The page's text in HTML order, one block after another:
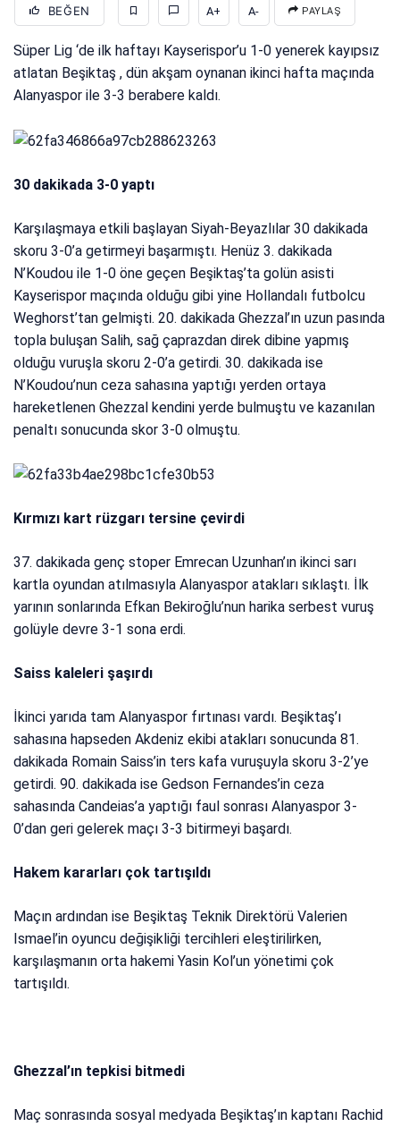
BEĞEN A+ A- PAYLAŞ
Süper Lig ‘de ilk haftayı Kayserispor’u 1-0 yenerek kayıpsız
atlatan Beşiktaş , dün akşam oynanan ikinci hafta maçında
Alanyaspor ile 3-3 berabere kaldı.
30 dakikada 3-0 yaptı
Karşılaşmaya etkili başlayan Siyah-Beyazlılar 30 dakikada
skoru 3-0’a getirmeyi başarmıştı. Henüz 3. dakikada
N’Koudou ile 1-0 öne geçen Beşiktaş’ta golün asisti
Kayserispor maçında olduğu gibi yine Hollandalı futbolcu
Weghorst’tan gelmişti. 20. dakikada Ghezzal’ın uzun pasında
topla buluşan Salih, sağ çaprazdan direk dibine yapmış
olduğu vuruşla skoru 2-0’a getirdi. 30. dakikada ise
N’Koudou’nun ceza sahasına yaptığı yerden ortaya
hareketlenen Ghezzal kendini yerde bulmuştu ve kazanılan
penaltı sonucunda skor 3-0 olmuştu.
Kırmızı kart rüzgarı tersine çevirdi
37. dakikada genç stoper Emrecan Uzunhan’ın ikinci sarı
kartla oyundan atılmasıyla Alanyaspor atakları sıklaştı. İlk
yarının sonlarında Efkan Bekiroğlu’nun harika serbest vuruş
golüyle devre 3-1 sona erdi.
Saiss kaleleri şaşırdı
İkinci yarıda tam Alanyaspor fırtınası vardı. Beşiktaş’ı
sahasına hapseden Akdeniz ekibi atakları sonucunda 81.
dakikada Romain Saiss’in ters kafa vuruşuyla skoru 3-2’ye
getirdi. 90. dakikada ise Gedson Fernandes’in ceza
sahasında Candeias’a yaptığı faul sonrası Alanyaspor 3-
0’dan geri gelerek maçı 3-3 bitirmeyi başardı.
Hakem kararları çok tartışıldı
Maçın ardından ise Beşiktaş Teknik Direktörü Valerien
Ismael’in oyuncu değişikliği tercihleri eleştirilirken,
karşılaşmanın orta hakemi Yasin Kol’un yönetimi çok
tartışıldı.
Ghezzal’ın tepkisi bitmedi
Maç sonrasında sosyal medyada Beşiktaş’ın kaptanı Rachid